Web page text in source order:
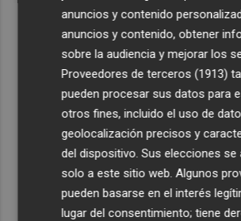
anuncios y contenido
anuncios y contenido, obtener
sobre la audiencia y mejorar los
Proveedores de terceros (1913)
pueden procesar sus datos para
otros fines, incluido el uso de
geolocalización precisos y
del dispositivo. Sus elecciones se
solo a este sitio web. Algunos
pueden basarse en el interés
lugar del consentimiento; tiene